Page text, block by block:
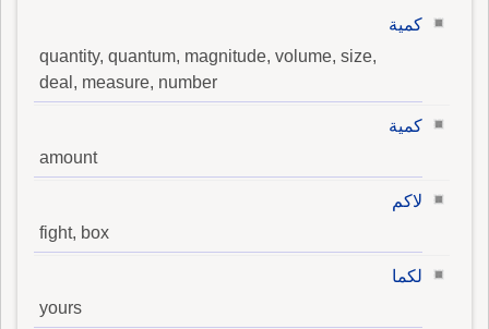
كمية
quantity, quantum, magnitude, volume, size,
deal, measure, number
كمية
amount
لاكم
fight, box
لكما
yours